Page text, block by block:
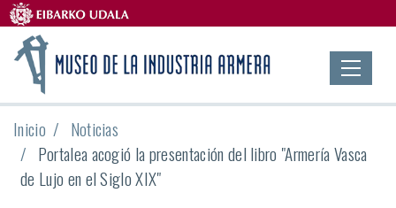
Inicio
Noticias
Portalea acogió la presentación del libro "Armería Vasca
de Lujo en el Siglo XIX"